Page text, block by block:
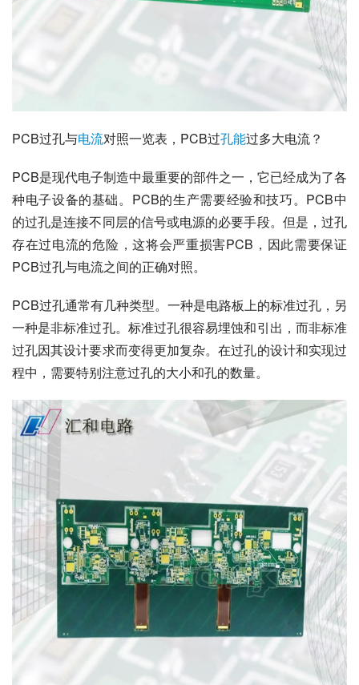
PCB过孔与电流对照一览表，PCB过孔能过多大电流？
PCB是现代电子制造中最重要的部件之一，它已经成为了各
种电子设备的基础。PCB的生产需要经验和技巧。PCB中
的过孔是连接不同层的信号或电源的必要手段。但是，过孔
存在过电流的危险，这将会严重损害PCB，因此需要保证
PCB过孔与电流之间的正确对照。
PCB过孔通常有几种类型。一种是电路板上的标准过孔，另
一种是非标准过孔。标准过孔很容易埋蚀和引出，而非标准
过孔因其设计要求而变得更加复杂。在过孔的设计和实现过
程中，需要特别注意过孔的大小和孔的数量。